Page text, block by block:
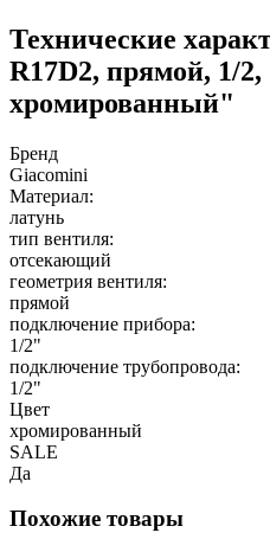
Технические
R17D2, прямой, 1/
хромированный"
Бренд
Giacomini
Материал:
латунь
тип вентиля:
отсекающий
геометрия вентиля:
прямой
подключение прибора:
1/2"
подключение трубопровода:
1/2"
Цвет
хромированный
SALE
Да
Похожие товары